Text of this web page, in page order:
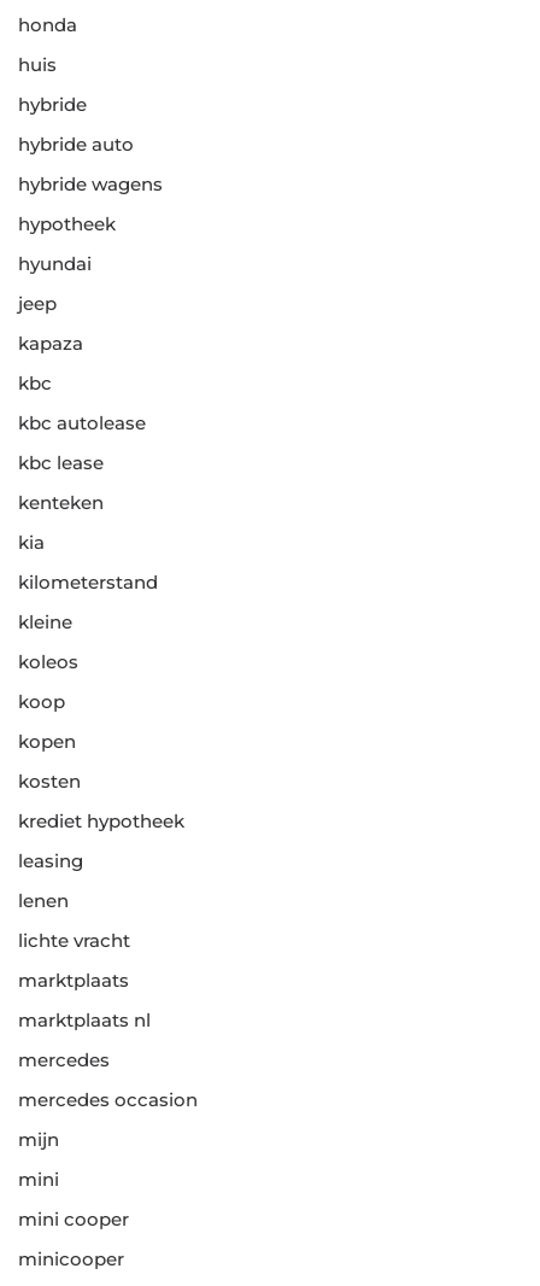
honda
huis
hybride
hybride auto
hybride wagens
hypotheek
hyundai
jeep
kapaza
kbc
kbc autolease
kbc lease
kenteken
kia
kilometerstand
kleine
koleos
koop
kopen
kosten
krediet hypotheek
leasing
lenen
lichte vracht
marktplaats
marktplaats nl
mercedes
mercedes occasion
mijn
mini
mini cooper
minicooper